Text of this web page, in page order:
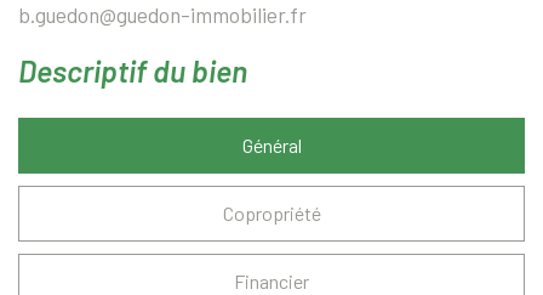
b.guedon@guedon-immobilier.fr
descriptif du bien
Général
Copropriété
Financier